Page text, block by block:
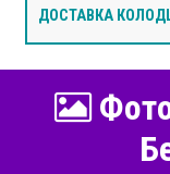
ДОСТАВКА